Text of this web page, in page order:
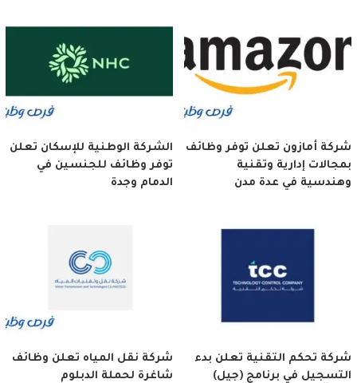
شركة أمازون تعلن توفر وظائف
بمجالات إدارية وتقنية
وهندسية في عدة مدن
الشركة الوطنية للإسكان تعلن
توفر وظائف للجنسين في
الدمام وجدة
شركة تحكم التقنية تعلن بدء
التسجيل في برنامج (جيل)
شركة نقل المياه تعلن وظائف
شاغرة لحملة الدبلوم